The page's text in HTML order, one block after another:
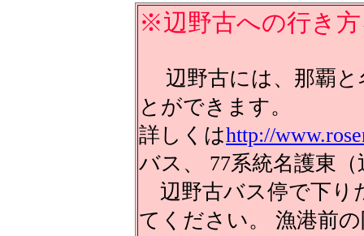
※辺野古への行き
辺野古には、那覇と
とができます。
詳しくはhttp://
バス、 77系統名護東
辺野古バス停で下り
てください。 漁港前